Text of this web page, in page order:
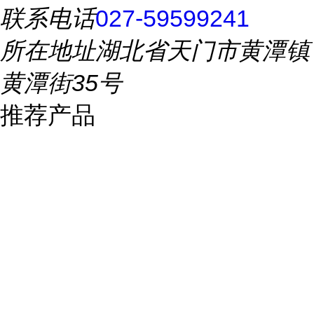
联系电话027-59599241
所在地址湖北省天门市黄潭镇
黄潭街35号
推荐产品